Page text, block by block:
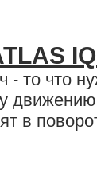
- то что
в